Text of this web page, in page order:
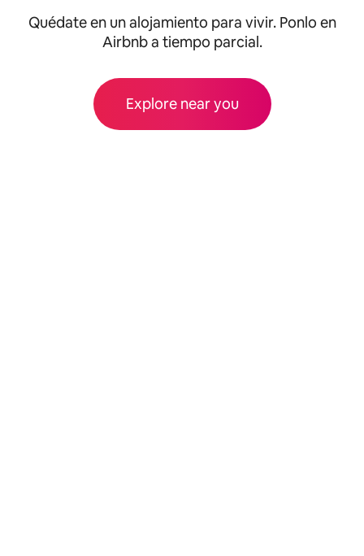
Quédate en un alojamiento para vivir. Ponlo en
Airbnb a tiempo parcial.
Explore near you